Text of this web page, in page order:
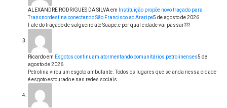
ALEXANDRE RODRIGUES DA SILVAem
Instituição propõe novo traçado para
Transnordestina conectando São Francisco ao Araripe5 de agosto de 2026
Fale do traçado de salgueiro até Suape.e por qual cidade vai passar???
Ricardoem Esgotos continuam atormentando comunitários petrolinenses5 de
agosto de 2026
Petrolina virou um esgoto ambulante. Todos os lugares que se anda nessa cidade
é esgoto estourado e nas redes sociais…